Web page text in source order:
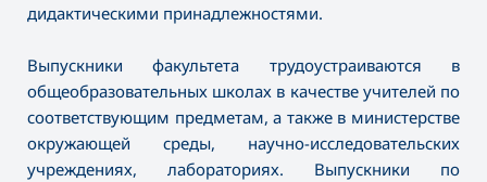
дидактическими принадлежностями.
Выпускники факультета трудоустраиваются в
общеобразовательных школах в качестве учителей по
соответствующим предметам, а также в министерстве
окружающей среды, научно-исследовательских
учреждениях, лабораториях. Выпускники по